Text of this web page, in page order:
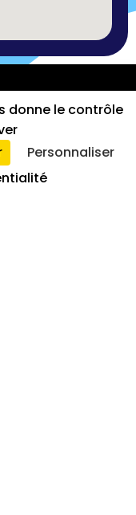
donne le contrôle
Personnaliser